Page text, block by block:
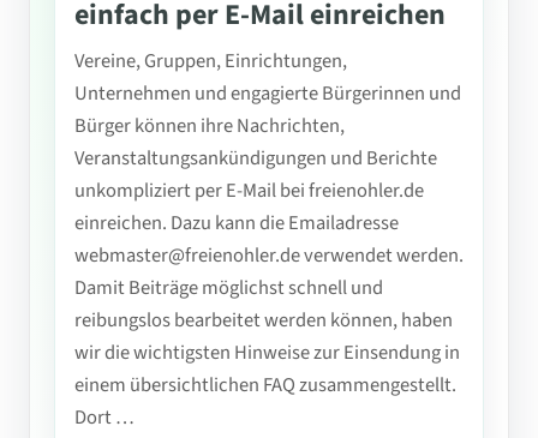
einfach per E-Mail einreichen
Vereine, Gruppen, Einrichtungen,
Unternehmen und engagierte Bürgerinnen und
Bürger können ihre Nachrichten,
Veranstaltungsankündigungen und Berichte
unkompliziert per E-Mail bei freienohler.de
einreichen. Dazu kann die Emailadresse
webmaster@freienohler.de verwendet werden.
Damit Beiträge möglichst schnell und
reibungslos bearbeitet werden können, haben
wir die wichtigsten Hinweise zur Einsendung in
einem übersichtlichen FAQ zusammengestellt.
Dort …